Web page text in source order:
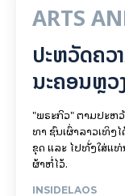
ARTS
ປະຫວັດຄວ
ນະຄອນຫຼວ
"ພຣະກິວ" ຕາມປະຫ
ທາ ຊົນເຜົ່າລາວເທິງ
ຂຸດ ແລະ ໄປທັ່ງໃສ່ແ
ຜ້າຫໍ່ໄວ້.
INSIDELAOS